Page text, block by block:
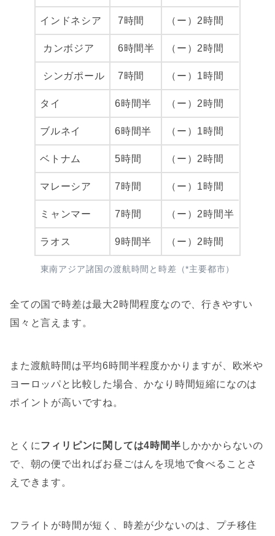
インドネシア 7時間 （ー）2時間
カンボジア 6時間半 （ー）2時間
シンガポール 7時間 （ー）1時間
タイ 6時間半 （ー）2時間
ブルネイ 6時間半 （ー）1時間
ベトナム 5時間 （ー）2時間
マレーシア 7時間 （ー）1時間
ミャンマー 7時間 （ー）2時間半
ラオス 9時間半 （ー）2時間
東南アジア諸国の渡航時間と時差（*主要都市）
全ての国で時差は最大2時間程度なので、行きやすい
国々と言えます。
また渡航時間は平均6時間半程度かかりますが、欧米や
ヨーロッパと比較した場合、かなり時間短縮になのは
ポイントが高いですね。
とくにフィリピンに関しては4時間半 しかかからないの
で、朝の便で出ればお昼ごはんを現地で食べることさ
えできます。
フライトが時間が短く、時差が少ないのは、プチ移住